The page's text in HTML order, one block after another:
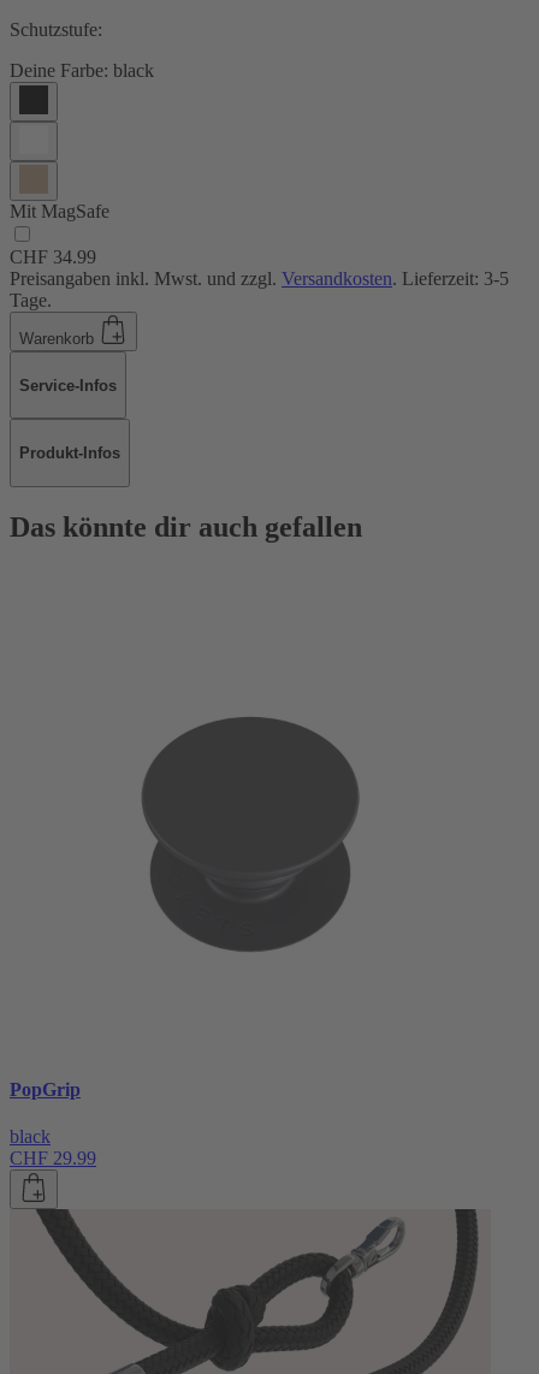
Schutzstufe:
Deine Farbe: black
Mit MagSafe
CHF 34.99
Preisangaben inkl. Mwst. und zzgl. Versandkosten. Lieferzeit: 3-5
Tage.
Warenkorb
Service-Infos
Produkt-Infos
Das könnte dir auch gefallen
PopGrip
black
CHF 29.99